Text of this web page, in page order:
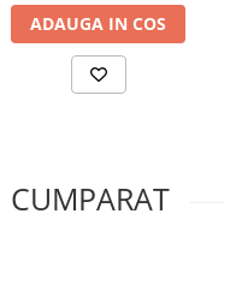
ADAUGA IN COS